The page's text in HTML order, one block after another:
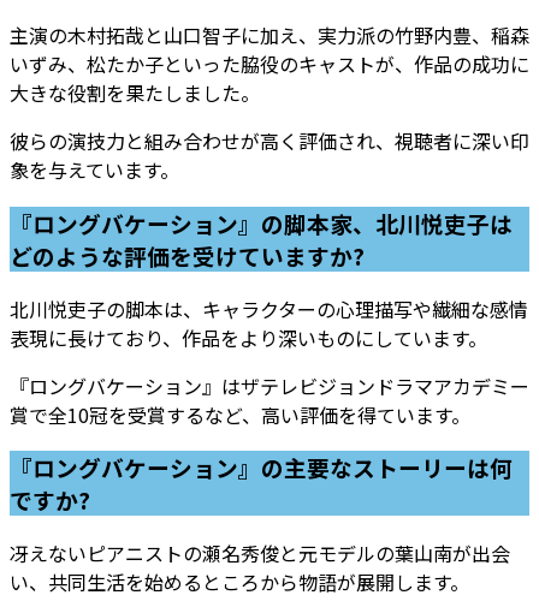
主演の木村拓哉と山口智子に加え、実力派の竹野内豊、稲森
いずみ、松たか子といった脇役のキャストが、作品の成功に
大きな役割を果たしました。
彼らの演技力と組み合わせが高く評価され、視聴者に深い印
象を与えています。
『ロングバケーション』の脚本家、北川悦吏子は
どのような評価を受けていますか?
北川悦吏子の脚本は、キャラクターの心理描写や繊細な感情
表現に長けており、作品をより深いものにしています。
『ロングバケーション』はザテレビジョンドラマアカデミー
賞で全10冠を受賞するなど、高い評価を得ています。
『ロングバケーション』の主要なストーリーは何
ですか?
冴えないピアニストの瀬名秀俊と元モデルの葉山南が出会
い、共同生活を始めるところから物語が展開します。